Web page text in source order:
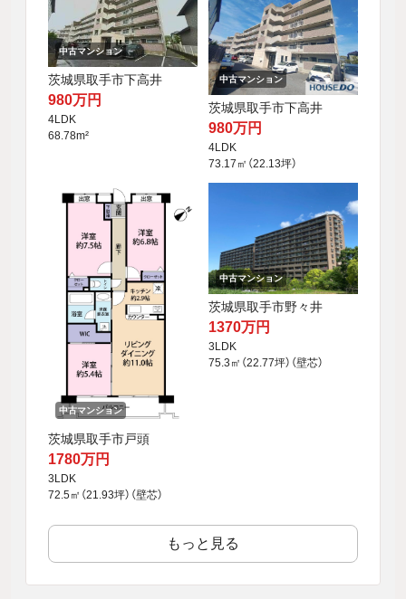
中古マンション
茨城県取手市下高井
980万円
4LDK
68.78m²
中古マンション
茨城県取手市下高井
980万円
4LDK
73.17㎡（22.13坪）
中古マンション
茨城県取手市戸頭
1780万円
3LDK
72.5㎡（21.93坪）（壁芯）
中古マンション
茨城県取手市野々井
1370万円
3LDK
75.3㎡（22.77坪）（壁芯）
もっと見る